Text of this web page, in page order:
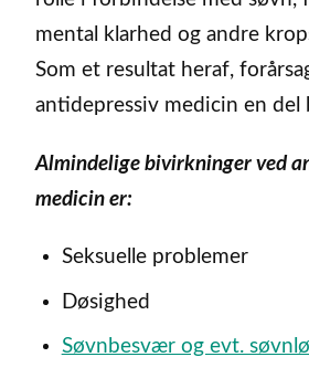
mental klarhed og andre
Som et resultat heraf,
antidepressiv medicin en del
Almindelige bivirkninger ved
medicin er:
Seksuelle problemer
Døsighed
Søvnbesvær og evt.